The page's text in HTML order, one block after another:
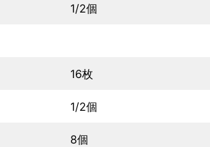
1/2個
16枚
1/2個
8個